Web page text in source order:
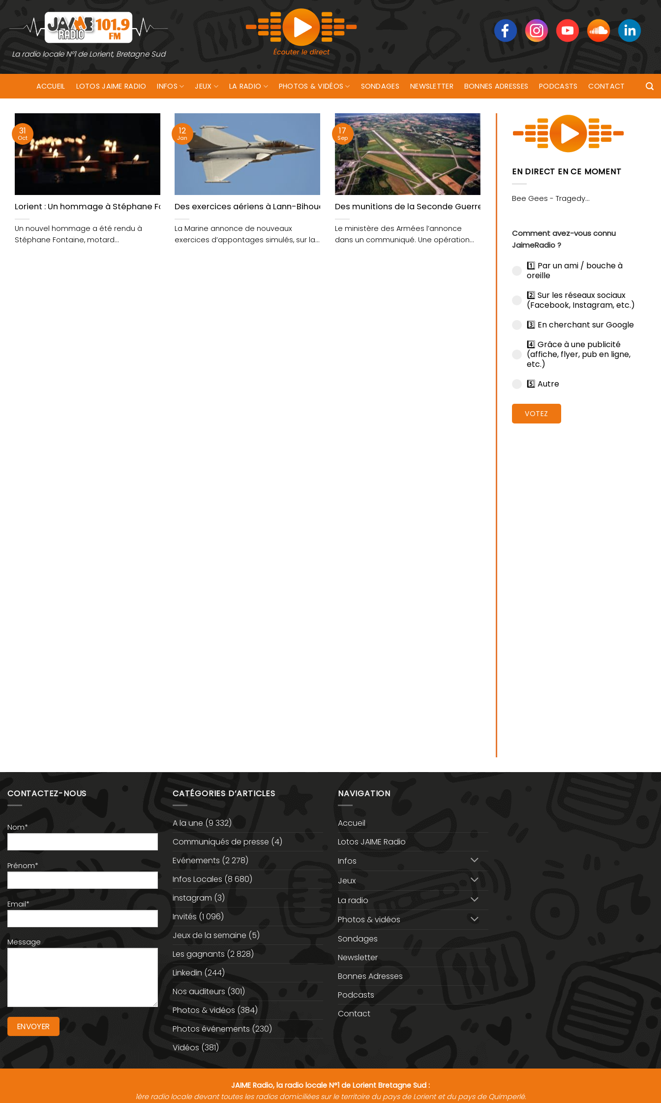
contenu
La radio locale N°1 de Lorient, Bretagne Sud
ACCUEIL LOTOS JAIME RADIO INFOS JEUX LA RADIO PHOTOS & VIDÉOS SONDAGES NEWSLETTER BONNES ADRESSES PODCASTS CONTACT
Lorient : Un hommage à Stéphane Fontaine, le motard tué en octobre dernier près de Lann Bihoué, a eu lieu ce dimanche
Un nouvel hommage a été rendu à
Stéphane Fontaine, motard
31
Oct
Des exercices aériens à Lann-Bihoué prévus pour janvier
La Marine annonce de nouveaux
exercices d’appontages simulés, sur la
12
Jan
Des munitions de la Seconde Guerre mondiale détruites ce vendredi 17
Le ministère des Armées l’annonce
dans un communiqué. Une opération
17
Sep
EN DIRECT EN CE MOMENT
Comment avez-vous connu
JaimeRadio ?
1️⃣ Par un ami / bouche à
oreille
2️⃣ Sur les réseaux sociaux
(Facebook, Instagram, etc.)
3️⃣ En cherchant sur Google
4️⃣ Grâce à une publicité
(affiche, flyer, pub en ligne,
etc.)
5️⃣ Autre
VOTEZ
CONTACTEZ-NOUS
Nom*
Prénom*
Email*
Message
CATÉGORIES D’ARTICLES
A la une (9 332)
Communiqués de presse (4)
Evénements (2 278)
Infos Locales (8 680)
instagram (3)
Invités (1 096)
Jeux de la semaine (5)
Les gagnants (2 828)
Linkedin (244)
Nos auditeurs (301)
Photos & vidéos (384)
Photos événements (230)
Vidéos (381)
NAVIGATION
Accueil
Lotos JAIME Radio
Infos
Jeux
La radio
Photos & vidéos
Sondages
Newsletter
Bonnes Adresses
Podcasts
Contact
JAIME Radio, la radio locale N°1 de Lorient Bretagne Sud :
1ère radio locale devant toutes les radios domiciliées sur le territoire du pays de Lorient et du pays de Quimperlé.